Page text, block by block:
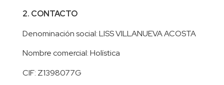
2. CONTACTO
Denominación social: LISS VILLANUEVA ACOSTA
Nombre comercial: Holística
CIF: Z1398077G